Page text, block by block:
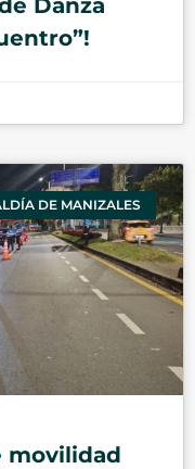
Danza
DE MANIZALES
movilidad